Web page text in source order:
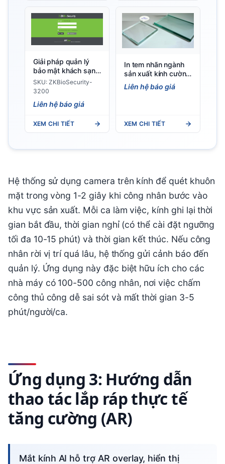
Giải pháp quản lý
bảo mật khách sạn -
ZKBioSecurity-3200
SKU: ZKBioSecurity-
3200
Liên hệ báo giá
XEM CHI TIẾT
In tem nhãn ngành
sản xuất kính cường
lực
Liên hệ báo giá
XEM CHI TIẾT
Hệ thống sử dụng camera trên kính để quét khuôn
mặt trong vòng 1-2 giây khi công nhân bước vào
khu vực sản xuất. Mỗi ca làm việc, kính ghi lại thời
gian bắt đầu, thời gian nghỉ (có thể cài đặt ngưỡng
tối đa 10-15 phút) và thời gian kết thúc. Nếu công
nhân rời vị trí quá lâu, hệ thống gửi cảnh báo đến
quản lý. Ứng dụng này đặc biệt hữu ích cho các
nhà máy có 100-500 công nhân, nơi việc chấm
công thủ công dễ sai sót và mất thời gian 3-5
phút/người/ca.
Ứng dụng 3: Hướng dẫn
thao tác lắp ráp thực tế
tăng cường (AR)
Mắt kính AI hỗ trợ AR overlay, hiển thị